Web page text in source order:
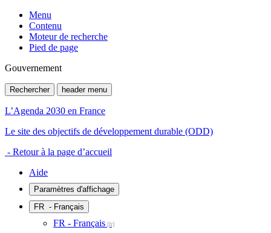
Menu
Contenu
Moteur de recherche
Pied de page
Gouvernement
Rechercher header menu
L’Agenda 2030 en France
Le site des objectifs de développement durable (ODD)
- Retour à la page d’accueil
Aide
Paramètres d'affichage
FR - Français
FR - Français